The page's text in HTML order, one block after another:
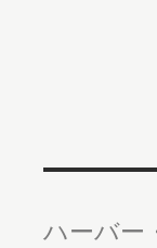
ハーバー